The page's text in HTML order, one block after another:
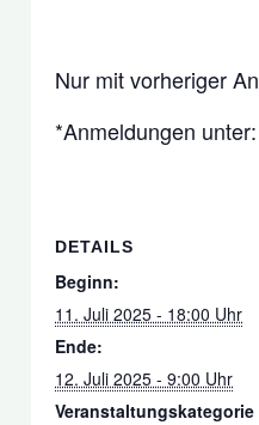
Nur mit vorheriger
*Anmeldungen unter:
DETAILS
Beginn:
11. Juli 2025 - 18:00 Uhr
Ende:
12. Juli 2025 - 9:00 Uhr
Veranstaltungskategorie